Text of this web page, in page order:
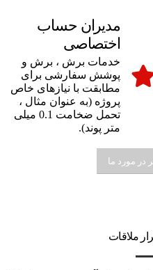
مدیران حساب
اختصاصی
خدمات برش ، برش و
پوشش سفارشی برای
مطابقت با نیازهای خاص
پروژه (به عنوان مثال ،
تحمل ضخامت 0.1 میلی
متر پوند).
در مورد ما
ملاقات